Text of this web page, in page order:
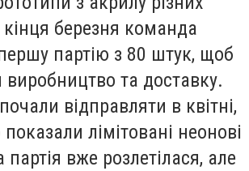
березня команда
партію з 80 штук, щоб
виробництво та доставку.
відправляти в квітні,
лімітовані неонові
партія вже розлетілася, але